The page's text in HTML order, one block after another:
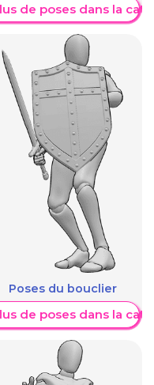
de poses dans la
Poses du bouclier
de poses dans la